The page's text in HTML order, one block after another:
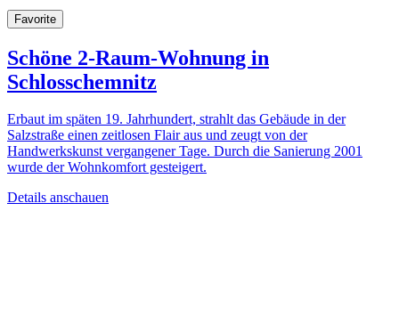
Favorite
Schöne 2-Raum-Wohnung in
Schlosschemnitz
Erbaut im späten 19. Jahrhundert, strahlt das Gebäude in der
Salzstraße einen zeitlosen Flair aus und zeugt von der
Handwerkskunst vergangener Tage. Durch die Sanierung 2001
wurde der Wohnkomfort gesteigert.
Details anschauen